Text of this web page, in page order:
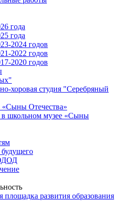
года
года
2024 годов
2022 годов
2020 годов
хоровая студия "Серебряный
Отечества»
школьном музее «Сыны
площадка развития образования